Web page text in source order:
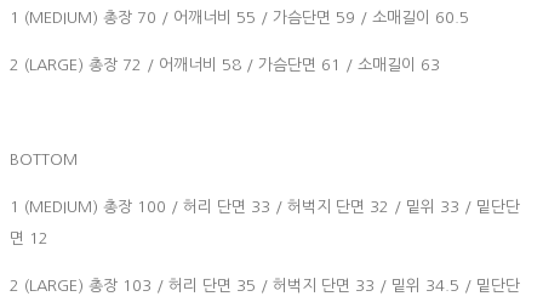
1 (MEDIUM) 총장 70 / 어깨너비 55 / 가슴단면 59 / 소매길이 60.5
2 (LARGE) 총장 72 / 어깨너비 58 / 가슴단면 61 / 소매길이 63
BOTTOM
1 (MEDIUM) 총장 100 / 허리 단면 33 / 허벅지 단면 32 / 밑위 33 / 밑단단
면 12
2 (LARGE) 총장 103 / 허리 단면 35 / 허벅지 단면 33 / 밑위 34.5 / 밑단단